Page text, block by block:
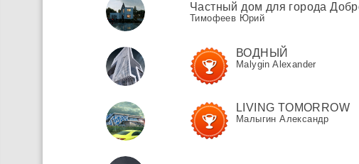
Частный дом для города
Тимофеев Юрий
ВОДНЫЙ
Malygin Alexander
LIVING TOMORROW
Малыгин Александр